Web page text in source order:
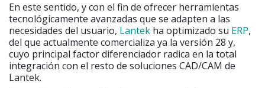
En este sentido, y con el fin de ofrecer herramientas
tecnológicamente avanzadas que se adapten a las
necesidades del usuario, Lantek ha optimizado su ERP,
del que actualmente comercializa ya la versión 28 y,
cuyo principal factor diferenciador radica en la total
integración con el resto de soluciones CAD/CAM de
Lantek.